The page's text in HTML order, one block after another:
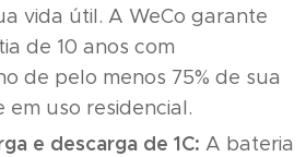
vida útil. A WeCo garante
de 10 anos com
de pelo menos 75% de sua
em uso residencial.
e descarga de 1C: A bateria